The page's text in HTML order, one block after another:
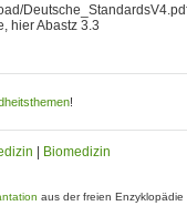
hier Abastz 3.3
!
Biomedizin
aus der freien Enzyklopädie